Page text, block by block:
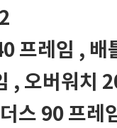
프레임 , 배
, 오버워치
스 90 프레